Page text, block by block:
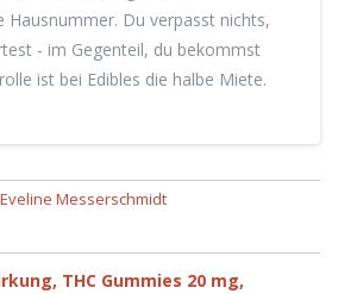
Hausnummer. Du verpasst nichts,
- im Gegenteil, du bekommst
ist bei Edibles die halbe Miete.
Eveline Messerschmidt
THC Gummies 20 mg,